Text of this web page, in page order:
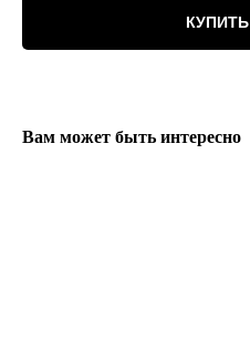
КУПИТЬ
Вам может быть интересно